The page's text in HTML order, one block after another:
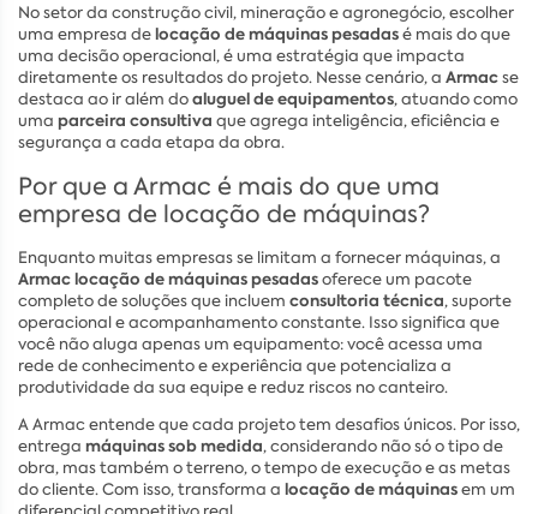
No setor da construção civil, mineração e agronegócio, escolher
uma empresa delocação de máquinas pesadasé mais do que
uma decisão operacional, é uma estratégia que impacta
diretamente os resultados do projeto. Nesse cenário, a Armacse
destaca ao ir além doaluguel de equipamentos, atuando como
uma parceira consultiva que agrega inteligência, eficiência e
segurança a cada etapa da obra.
Por que a Armac é mais do que uma
empresa de locação de máquinas?
Enquanto muitas empresas se limitam a fornecer máquinas, a
Armac locação de máquinas pesadasoferece um pacote
completo de soluções que incluem consultoria técnica, suporte
operacional e acompanhamento constante. Isso significa que
você não aluga apenas um equipamento: você acessa uma
rede de conhecimento e experiência que potencializa a
produtividade da sua equipe e reduz riscos no canteiro.
A Armac entende que cada projeto tem desafios únicos. Por isso,
entrega máquinas sob medida, considerando não só o tipo de
obra, mas também o terreno, o tempo de execução e as metas
do cliente. Com isso, transforma a locação de máquinasem um